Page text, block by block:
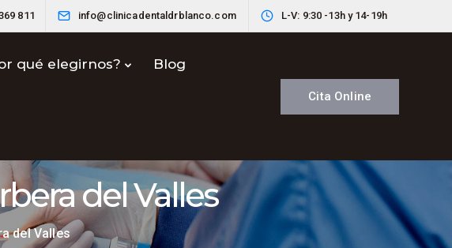
811 info@clinicadentaldrblanco.com L-V: 9:30 -13h y 14-19h
qué elegirnos? Blog
Cita Online
del Valles
del Valles